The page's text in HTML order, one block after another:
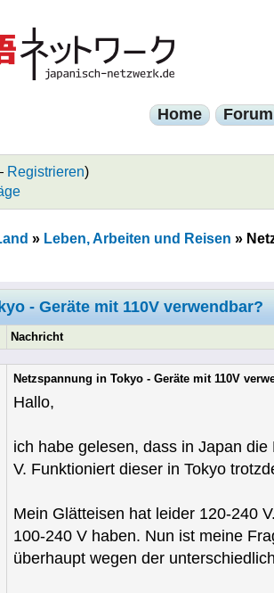
Home Forum
Registrieren)
» Leben, Arbeiten und Reisen »
- Geräte mit 110V verwendbar?
Nachricht
Netzspannung in Tokyo - Geräte mit 110V
Hallo,
ich habe gelesen, dass in Japan
V. Funktioniert dieser in Tokyo
Mein Glätteisen hat leider 120-240
100-240 V haben. Nun ist meine
überhaupt wegen der